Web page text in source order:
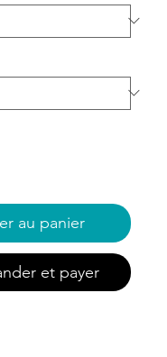
au panier
et payer